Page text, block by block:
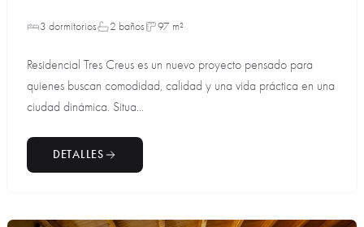
3 dormitorios 2 baños 97 m²
Residencial Tres Creus es un nuevo proyecto pensado para
quienes buscan comodidad, calidad y una vida práctica en una
ciudad dinámica. Situa...
DETALLES